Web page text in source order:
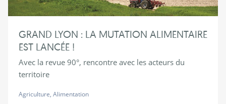
GRAND LYON : LA MUTATION ALIMENTAIRE
EST LANCÉE !
Avec la revue 90°, rencontre avec les acteurs du
territoire
Agriculture, Alimentation